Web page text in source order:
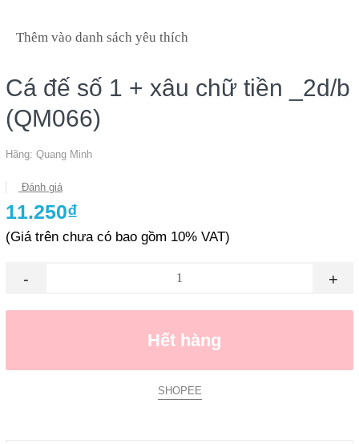
Thêm vào danh sách yêu thích
Cá đế số 1 + xâu chữ tiền _2d/b
(QM066)
Hãng: Quang Minh
Đánh giá
11.250₫
(Giá trên chưa có bao gồm 10% VAT)
- +
Hết hàng
SHOPEE